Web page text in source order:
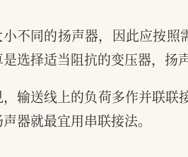
不同的扬声器，因此应按
选择适当阻抗的变压器，扬
输送线上的负荷多作并联联
器就最宜用串联接法。